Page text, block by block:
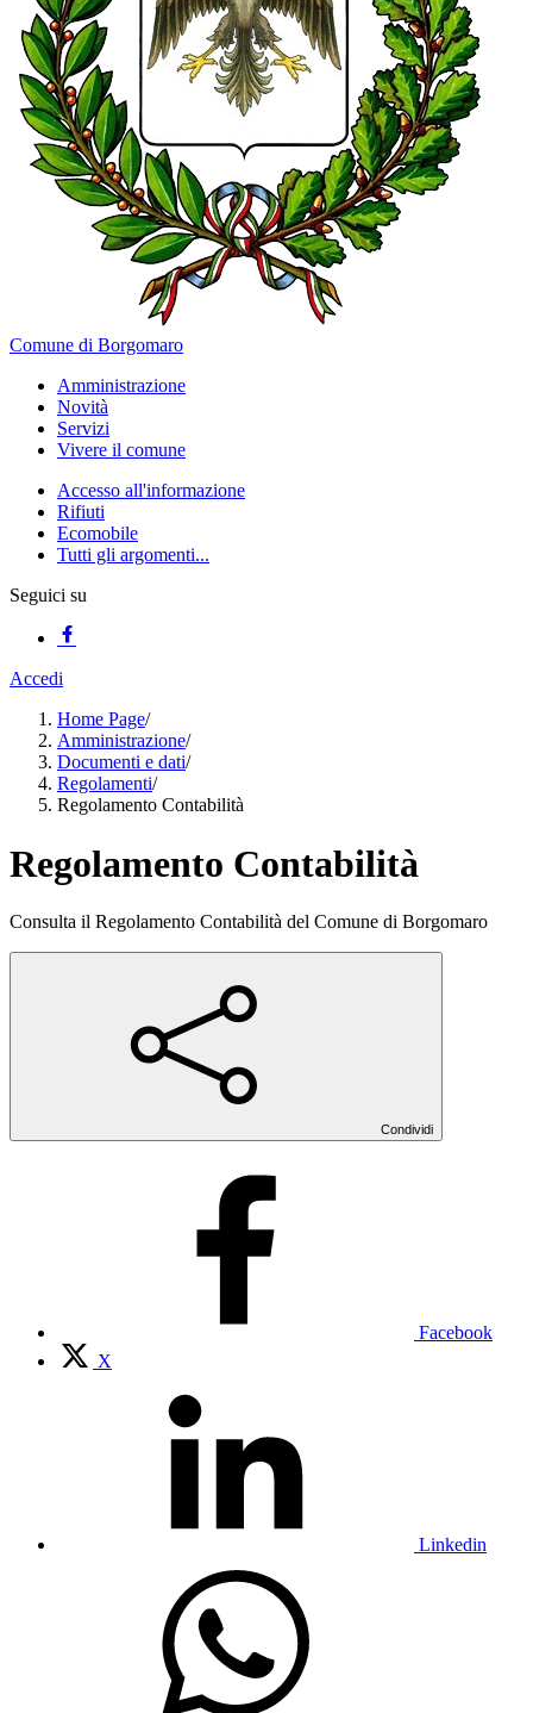
Comune di Borgomaro
Amministrazione
Novità
Servizi
Vivere il comune
Accesso all'informazione
Rifiuti
Ecomobile
Tutti gli argomenti...
Seguici su
Accedi
Home Page/
Amministrazione/
Documenti e dati/
Regolamenti/
Regolamento Contabilità
Regolamento Contabilità
Consulta il Regolamento Contabilità del Comune di Borgomaro
Condividi
Facebook
X
Linkedin